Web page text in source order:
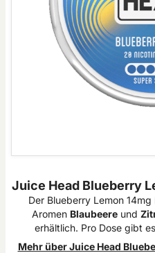
Juice Head Blueberry
Der Blueberry Lemon
Aromen Blaubeere und
erhältlich. Pro Dose gibt
Mehr über Juice Head